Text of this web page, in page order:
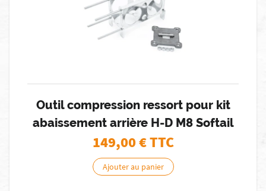
Outil compression ressort pour kit
abaissement arrière H-D M8 Softail
149,00€ TTC
Ajouter au panier